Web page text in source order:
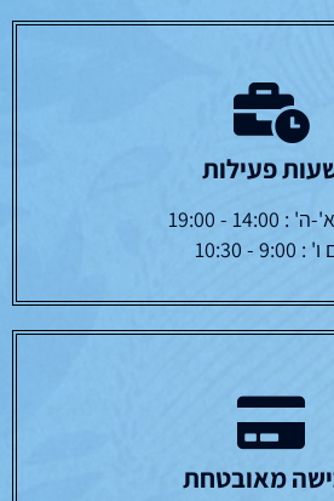
פעילות
- 19:00
9:00 - 10:30
מאובטחת